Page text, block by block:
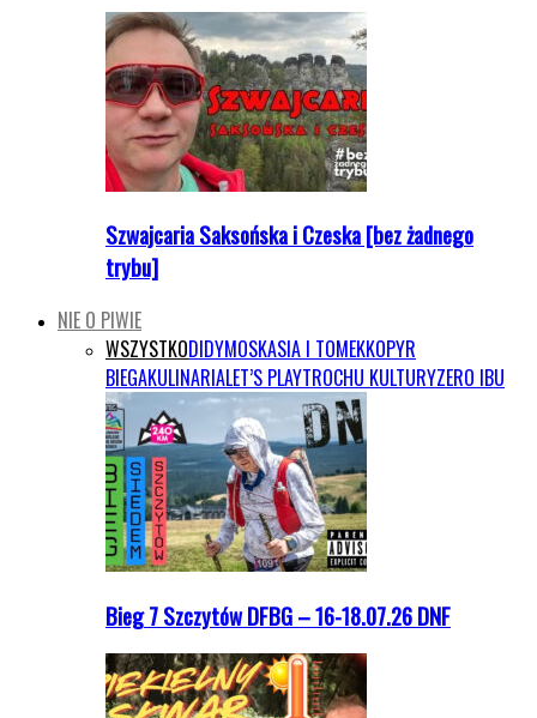
Szwajcaria Saksońska i Czeska [bez żadnego
trybu]
NIE O PIWIE
WSZYSTKODIDYMOSKASIA I TOMEKKOPYR
BIEGAKULINARIALET’S PLAYTROCHU KULTURYZERO IBU
Bieg 7 Szczytów DFBG – 16-18.07.26 DNF